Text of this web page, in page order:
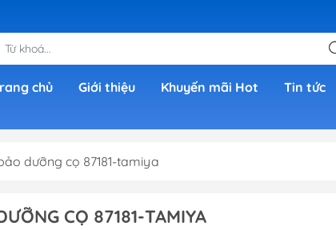
chủ
Giới thiệu Khuyến mãi Hot Tin tức
Deformed)
dưỡng cọ 87181-tamiya
CỌ 87181-TAMIYA